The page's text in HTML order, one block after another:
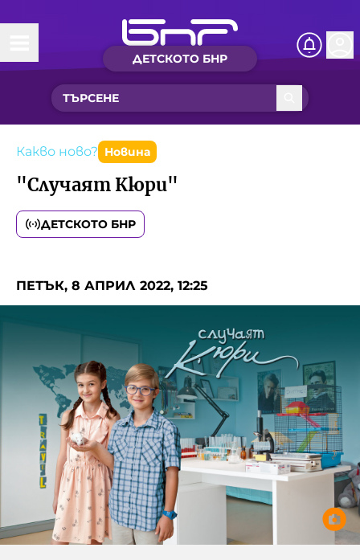
ДЕТСКОТО БНР
Начало
Какво ново?
Рубрики с вълшебства
Детско радио
Чуйте
Приказки
Песнички
Искри
Интересен архив
Фантазирай
Приказки
История на изкуството
Музикална кутийка
От соул до рокендрол
Междучасие
Игри
Кои сме ние?
За вас, родители
БНР
БНР Новини
Архивен фонд на БНР
Какво ново? Новина
"Случаят Кюри"
ДЕТСКОТО БНР
ПЕТЪК, 8 АПРИЛ 2022, 12:25